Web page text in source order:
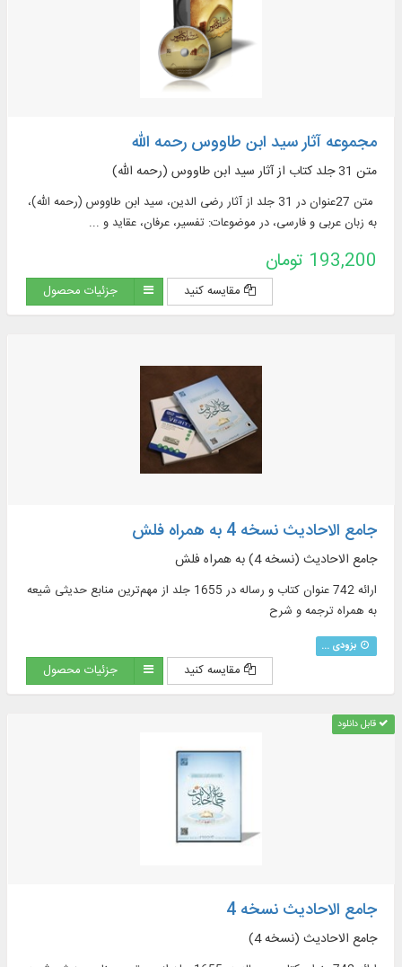
مجموعه آثار سید ابن طاووس رحمه الله
متن 31 جلد کتاب از آثار سید ابن طاووس (رحمه الله)
متن 27عنوان در 31 جلد از آثار رضی الدین، سید ابن طاووس (رحمه الله)،
به زبان عربی و فارسی، در موضوعات: تفسیر، عرفان،‌ عقاید و ...
193,200 تومان
مقایسه کنید جزئیات محصول
جامع الاحادیث نسخه 4 به همراه فلش
جامع الاحادیث (نسخه 4) به همراه فلش
ارائه 742 عنوان کتاب و رساله در 1655 جلد از مهم‌ترین منابع حدیثی شیعه
به همراه ترجمه و شرح
بزودی ...
مقایسه کنید جزئیات محصول
قابل دانلود
جامع الاحادیث نسخه 4
جامع الاحادیث (نسخه 4)